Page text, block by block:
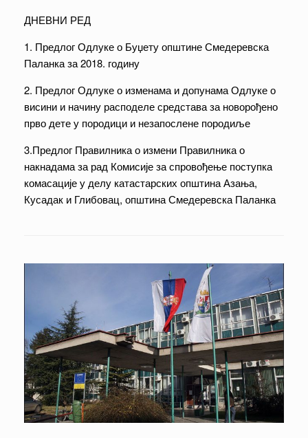
ДНЕВНИ РЕД
1. Предлог Одлуке о Буџету општине Смедеревска
Паланка за 2018. годину
2. Предлог Одлуке о изменама и допунама Одлуке о
висини и начину расподеле средстава за новорођено
прво дете у породици и незапослене породиље
3.Предлог Правилника о измени Правилника о
накнадама за рад Комисије за спровођење поступка
комасације у делу катастарских општина Азања,
Кусадак и Глибовац, општина Смедеревска Паланка